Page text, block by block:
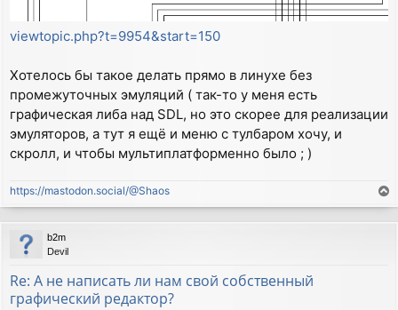
viewtopic.php?t=9954&start=150
Хотелось бы такое делать прямо в линухе без
промежуточных эмуляций ( так-то у меня есть
графическая либа над SDL, но это скорее для реализации
эмуляторов, а тут я ещё и меню с тулбаром хочу, и
скролл, и чтобы мультиплатформенно было ; )
https://mastodon.social/@Shaos
o
p
b2m
Devil
Re: А не написать ли нам свой собственный
графический редактор?